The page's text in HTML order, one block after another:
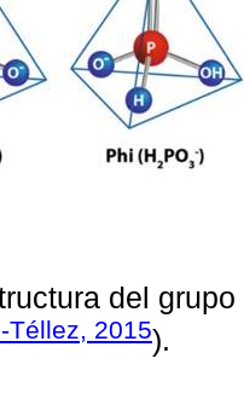
del
Téllez, 2015).